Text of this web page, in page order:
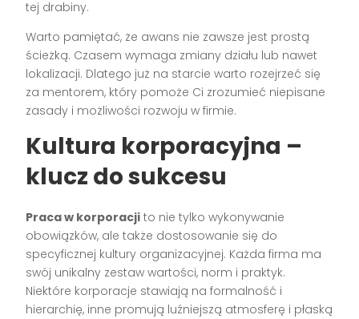
tej drabiny.
Warto pamiętać, że awans nie zawsze jest prostą
ścieżką. Czasem wymaga zmiany działu lub nawet
lokalizacji. Dlatego już na starcie warto rozejrzeć się
za mentorem, który pomoże Ci zrozumieć niepisane
zasady i możliwości rozwoju w firmie.
Kultura korporacyjna –
klucz do sukcesu
Praca w korporacji to nie tylko wykonywanie
obowiązków, ale także dostosowanie się do
specyficznej kultury organizacyjnej. Każda firma ma
swój unikalny zestaw wartości, norm i praktyk.
Niektóre korporacje stawiają na formalność i
hierarchię, inne promują luźniejszą atmosferę i płaską